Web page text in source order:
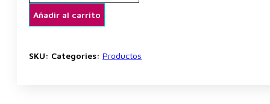
Hierba
Añadir al carrito
SKU: Categories: Productos